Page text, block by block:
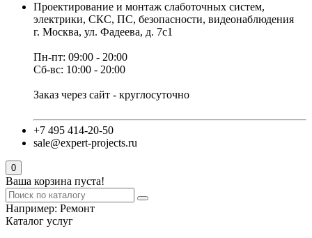
Проектирование и монтаж слаботочных систем,
электрики, СКС, ПС, безопасности, видеонаблюдения
г. Москва, ул. Фадеева, д. 7с1
Пн-пт: 09:00 - 20:00
Сб-вс: 10:00 - 20:00
Заказ через сайт - круглосуточно
+7 495 414-20-50
sale@expert-projects.ru
0
Ваша корзина пуста!
Например: Ремонт
Каталог услуг